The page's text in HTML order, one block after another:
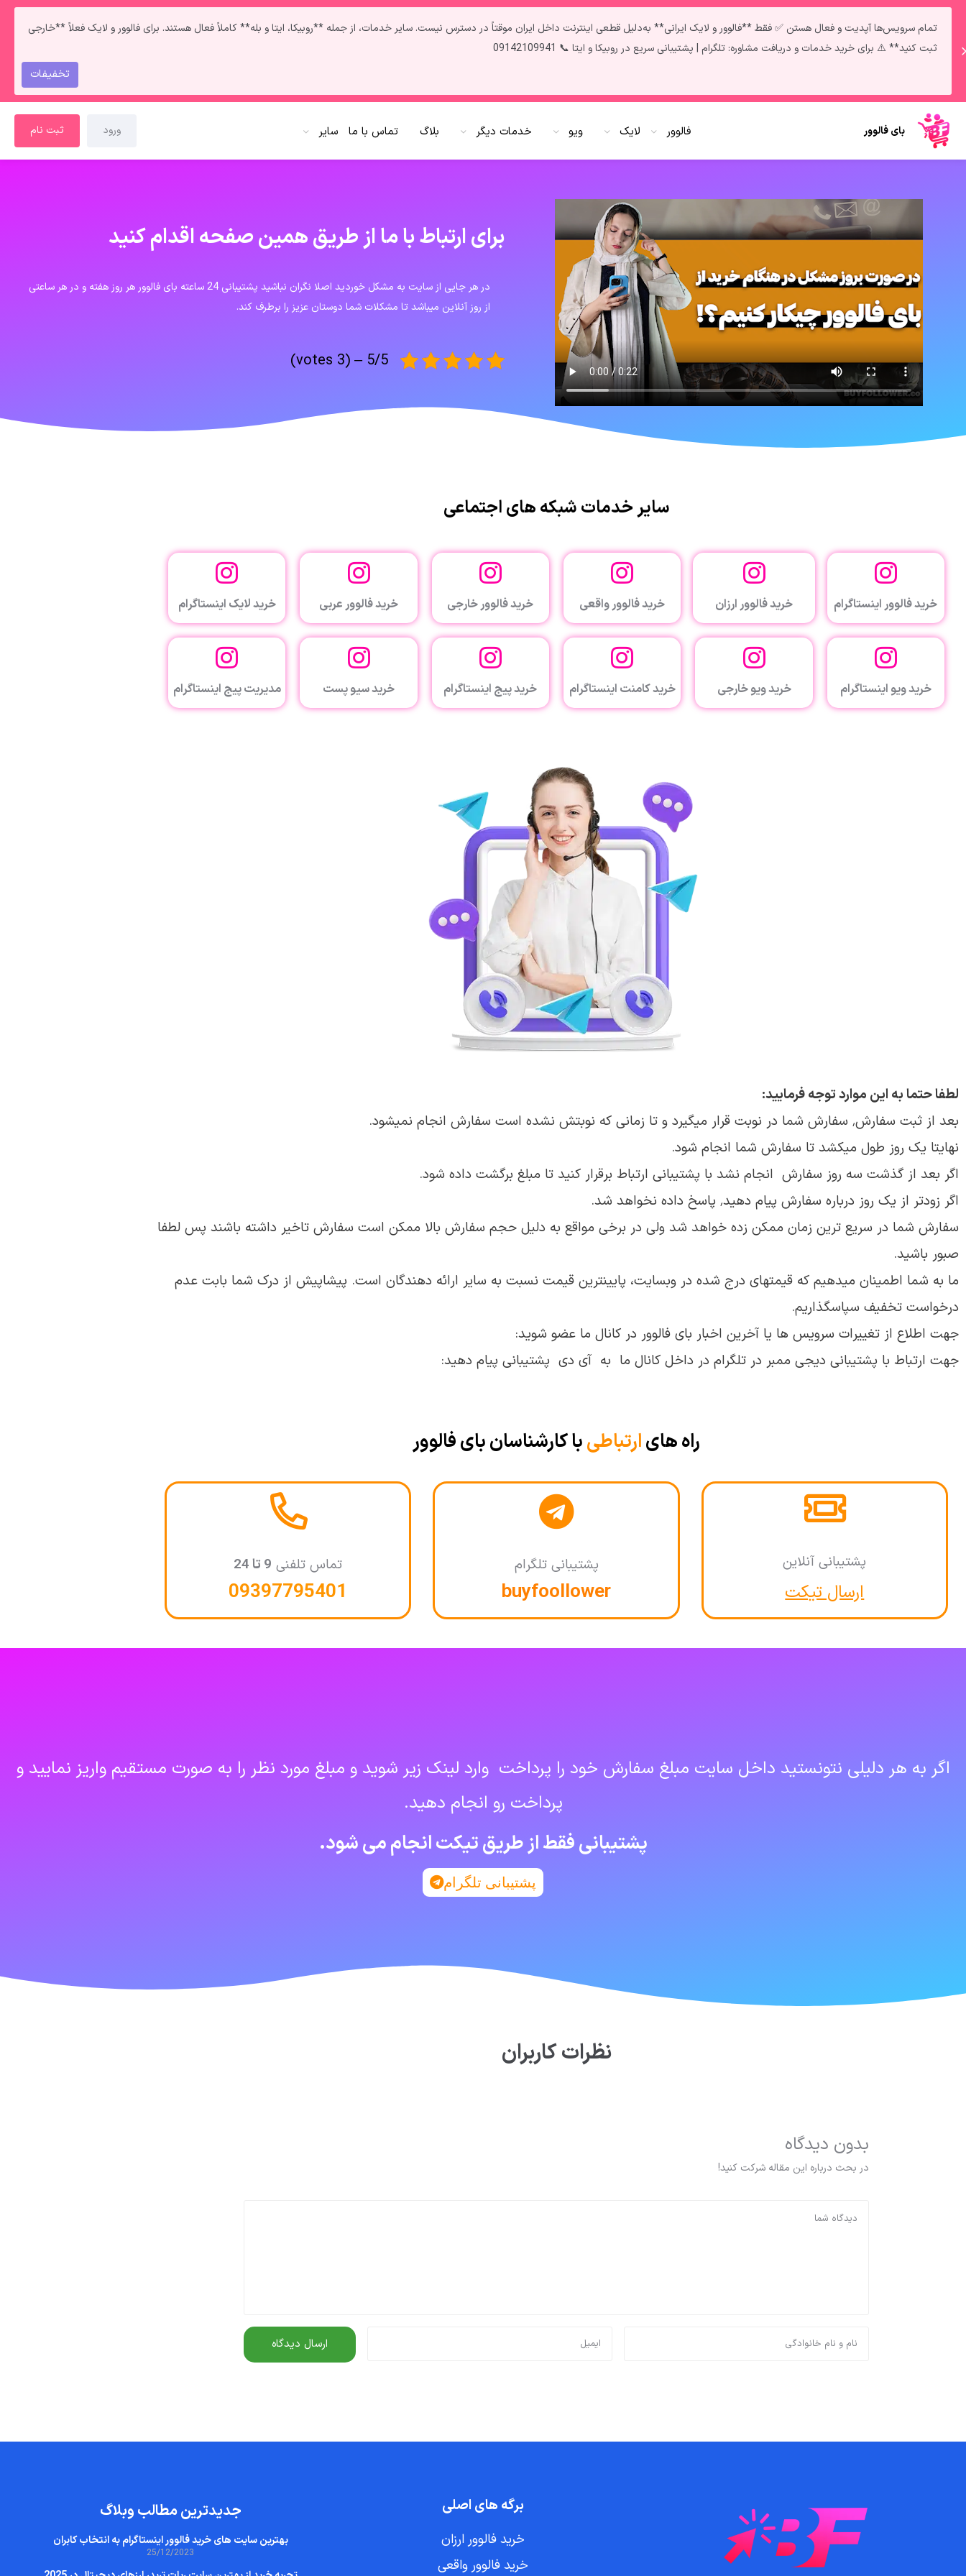
تمام سرویس‌ها آپدیت و فعال هستن ✅ فقط **فالوور و لایک ایرانی** به‌دلیل قطعی اینترنت داخل ایران موقتاً در دسترس نیست. سایر خدمات، از جمله **روبیکا، ایتا و بله** کاملاً فعال هستند. برای فالوور و لایک فعلاً **خارجی
ثبت کنید** ⚠️ برای خرید خدمات و دریافت مشاوره: تلگرام | پشتیبانی سریع در روبیکا و ایتا 📞 09142109941
تخفیفات
بای فالوور فالوور لایک ویو خدمات دیگر بلاگ تماس با ما سایر ورود ثبت نام
برای ارتباط با ما از طریق همین صفحه اقدام کنید
در هر جایی از سایت به مشکل خوردید اصلا نگران نباشید پشتیبانی 24 ساعته بای فالوور هر روز هفته و در هر ساعتی
از روز آنلاین میباشد تا مشکلات شما دوستان عزیز را برطرف کند.
5/5 – (3 votes)
سایر خدمات شبکه های اجتماعی
خرید فالوور اینستاگرام خرید فالوور ارزان خرید فالوور واقعی خرید فالوور خارجی خرید فالوور عربی خرید لایک اینستاگرام
خرید ویو اینستاگرام خرید ویو خارجی خرید کامنت اینستاگرام خرید پیج اینستاگرام خرید سیو پست مدیریت پیج اینستاگرام
لطفا حتما به این موارد توجه فرمایید:
بعد از ثبت سفارش٬ سفارش شما در نوبت قرار میگیرد و تا زمانی که نوبتش نشده است سفارش انجام نمیشود.
نهایتا یک روز طول میکشد تا سفارش شما انجام شود.
اگر بعد از گذشت سه روز سفارش انجام نشد با پشتیبانی ارتباط برقرار کنید تا مبلغ برگشت داده شود.
اگر زودتر از یک روز درباره سفارش پیام دهید٬ پاسخ داده نخواهد شد.
سفارش شما در سریع ترین زمان ممکن زده خواهد شد ولی در برخی مواقع به دلیل حجم سفارش بالا ممکن است سفارش تاخیر داشته باشند پس لطفا
صبور باشید.
ما به شما اطمینان میدهیم که قیمتهای درج شده در وبسایت، پایینترین قیمت نسبت به سایر ارائه دهندگان است. پیشاپیش از درک شما بابت عدم
درخواست تخفیف سپاسگذاریم.
جهت اطلاع از تغییرات سرویس ها یا آخرین اخبار بای فالوور در کانال ما عضو شوید:
جهت ارتباط با پشتیبانی دیجی ممبر در تلگرام در داخل کانال ما به آی دی پشتیبانی پیام دهید:
راه هایارتباطیبا کارشناسان بای فالوور
پشتیبانی آنلاین
ارسال تیکت
پشتیبانی تلگرام
buyfoollower
تماس تلفنی 9 تا 24
09397795401
اگر به هر دلیلی نتونستید داخل سایت مبلغ سفارش خود را پرداخت وارد لینک زیر شوید و مبلغ مورد نظر را به صورت مستقیم واریز نمایید و
پرداخت رو انجام دهید.
پشتیبانی فقط از طریق تیکت انجام می شود.
پشتیبانی تلگرام
نظرات کاربران
بدون دیدگاه
در بحث درباره این مقاله شرکت کنید!
برگه های اصلی
خرید فالوور ارزان
خرید فالوور واقعی
جدیدترین مطالب وبلاگ
بهترین سایت‌ های خرید فالوور اینستاگرام به انتخاب کابران
25/12/2023